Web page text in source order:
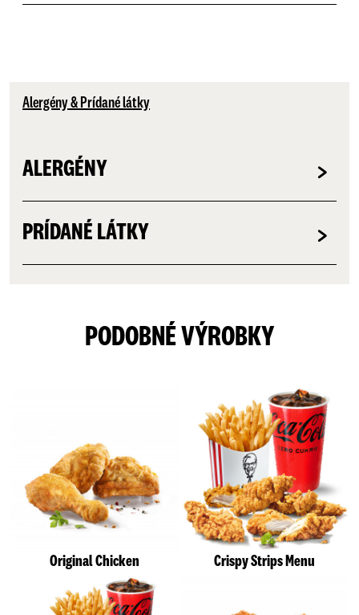
Alergény & Prídané látky
ALERGÉNY
PRÍDANÉ LÁTKY
PODOBNÉ VÝROBKY
Original Chicken Crispy Strips Menu